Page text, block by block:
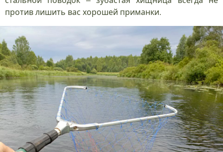
против лишить вас хорошей приманки.